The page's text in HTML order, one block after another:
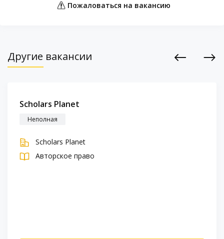
Пожаловаться на вакансию
Другие вакансии
Scholars Planet
Неполная
Scholars Planet
Авторское право